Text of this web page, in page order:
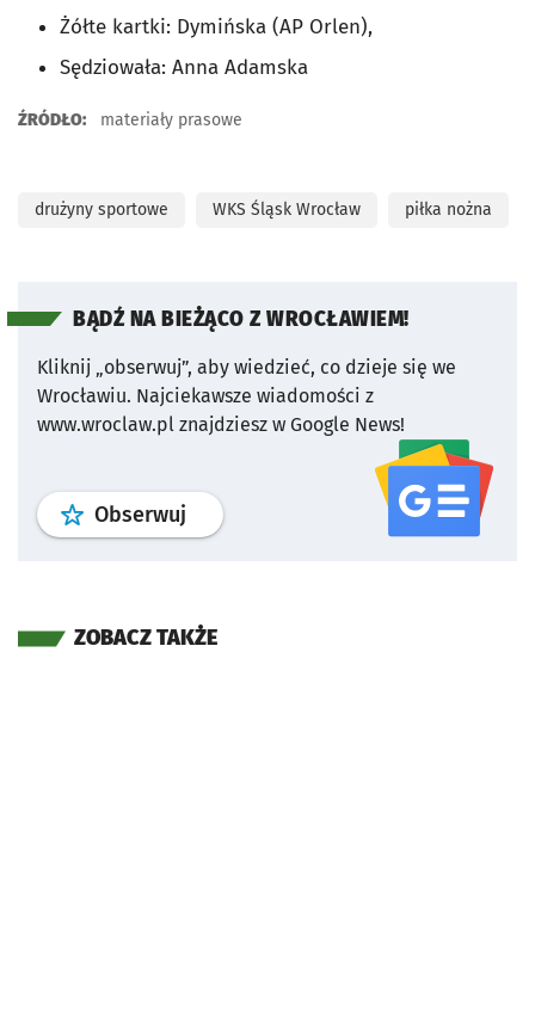
Żółte kartki: Dymińska (AP Orlen),
Sędziowała: Anna Adamska
ŹRÓDŁO: materiały prasowe
drużyny sportowe WKS Śląsk Wrocław piłka nożna
BĄDŹ NA BIEŻĄCO Z WROCŁAWIEM!
Kliknij „obserwuj”, aby wiedzieć, co dzieje się we
Wrocławiu. Najciekawsze wiadomości z
www.wroclaw.pl znajdziesz w Google News!
Obserwuj profil serwisu
ZOBACZ TAKŻE